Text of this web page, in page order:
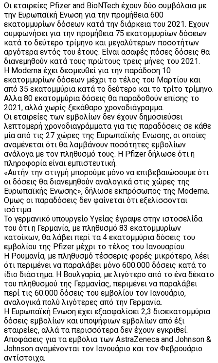
Οι εταιρείες Pfizer and BioNTech έχουν δύο συμβόλαια με
την Ευρωπαϊκή Ενωση για την προμήθεια 600
εκατομμυρίων δόσεων κατά την διάρκεια του 2021. Εχουν
συμφωνήσει για την προμήθεια 75 εκατομμυρίων δόσεων
κατά το δεύτερο τρίμηνο και μεγαλύτερων ποσοτήτων
αργότερα εντός του έτους. Είναι ασαφές πόσες δόσεις θα
διανεμηθούν κατά τους πρώτους τρεις μήνες του 2021.
Η Moderna έχει δεσμευθεί για την παράδοση 10
εκατομμυρίων δόσεων μέχρι το τέλος του Μαρτίου και
από 35 εκατομμύρια κατά το δεύτερο και το τρίτο τρίμηνο.
Αλλα 80 εκατομμύρια δόσεις θα παραδοθούν επίσης το
2021, αλλά χωρίς ξεκάθαρο χρονοδιάγραμμα.
Οι εταιρείες των εμβολίων δεν έχουν δημοσιεύσει
λεπτομερή χρονοδιαγράμματα για τις παραδόσεις σε κάθε
μία από τις 27 χώρες της Ευρωπαϊκής Ενωσης, οι οποίες
αναμένεται ότι θα λαμβάνουν ποσότητες εμβολίων
ανάλογα με τον πληθυσμό τους. Η Pfizer δήλωσε ότι η
πληροφορία είναι εμπιστευτική.
«Αυτήν την στιγμή μπορούμε μόνο να επιβεβαιώσουμε ότι
οι δόσεις θα διανεμηθούν αναλογικά στις χώρες της
Ευρωπαϊκής Ενωσης», δήλωσε εκπρόσωπος της Moderna.
Ομως οι παραδόσεις δεν φαίνεται ότι εξελίσσονται
ισότιμα.
Το γερμανικό υπουργείο Υγείας έγραψε στην ιστοσελίδα
του ότι η Γερμανία, με πληθυσμό 83 εκατομμυρίων
κατοίκων, θα λάβει περί τα 4 εκατομμύρια δόσεις του
εμβολίου της Pfizer μέχρι το τέλος του Ιανουαρίου.
Η Ρουμανία, με πληθυσμό τέσσερις φορές μικρότερο, λέει
ότι περιμένει να παραλάβει μόνο 600.000 δόσεις κατά το
ίδιο διάστημα. Η Βουλγαρία, με λιγότερο από το ένα δέκατο
του πληθυσμού της Γερμανίας, περιμένει να παραλάβει
περί τις 60.000 δόσεις του εμβολίου τον Ιανουάριο,
αναλογικά πολύ λιγότερες από την Γερμανία.
Η Ευρωπαϊκή Ενωση έχει εξασφαλίσει 2,3 δισεκατομμύρια
δόσεις εμβολίων και υποψήφιων εμβολίων από έξι
εταιρείες, αλλά τα περισσότερα δεν έχουν εγκριθεί.
Αποφάσεις για τα εμβόλια των AstraZeneca and Johnson &
Johnson αναμένονται τον Ιανουάριο και τον Φεβρουάριο
αντίστοιχα.